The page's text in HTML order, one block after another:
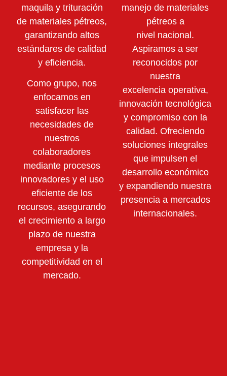
maquila y trituración
de materiales pétreos,
garantizando altos
estándares de calidad
y eficiencia.
Como grupo, nos
enfocamos en
satisfacer las
necesidades de
nuestros
colaboradores
mediante procesos
innovadores y el uso
eficiente de los
recursos, asegurando
el crecimiento a largo
plazo de nuestra
empresa y la
competitividad en el
mercado.
manejo de materiales
pétreos a
nivel nacional.
Aspiramos a ser
reconocidos por
nuestra
excelencia operativa,
innovación tecnológica
y compromiso con la
calidad. Ofreciendo
soluciones integrales
que impulsen el
desarrollo económico
y expandiendo nuestra
presencia a mercados
internacionales.